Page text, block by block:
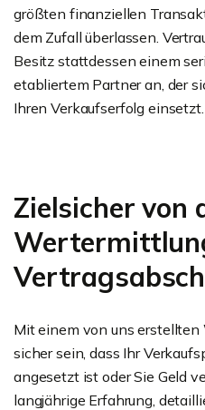
größten finanziellen
dem Zufall überlassen.
Besitz stattdessen einem
etabliertem Partner an, der
Ihren Verkaufserfolg einsetzt.
Zielsicher von
Mit einem von uns
sicher sein, dass Ihr
angesetzt ist oder Sie Geld
langjährige Erfahrung,